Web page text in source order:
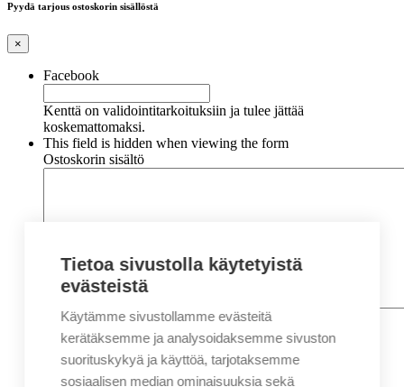
Pyydä tarjous ostoskorin sisällöstä
×
Facebook
Kenttä on validointitarkoituksiin ja tulee jättää
koskemattomaksi.
This field is hidden when viewing the form
Ostoskorin sisältö
Nimi*
Etunimi
Sukunimi
Tietoa sivustolla käytetyistä
evästeistä
Käytämme sivustollamme evästeitä
kerätäksemme ja analysoidaksemme sivuston
suorituskykyä ja käyttöä, tarjotaksemme
sosiaalisen median ominaisuuksia sekä